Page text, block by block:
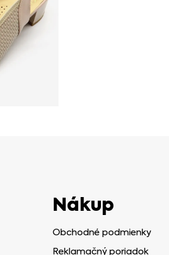
Nákup
Obchodné podmienky
Reklamačný poriadok